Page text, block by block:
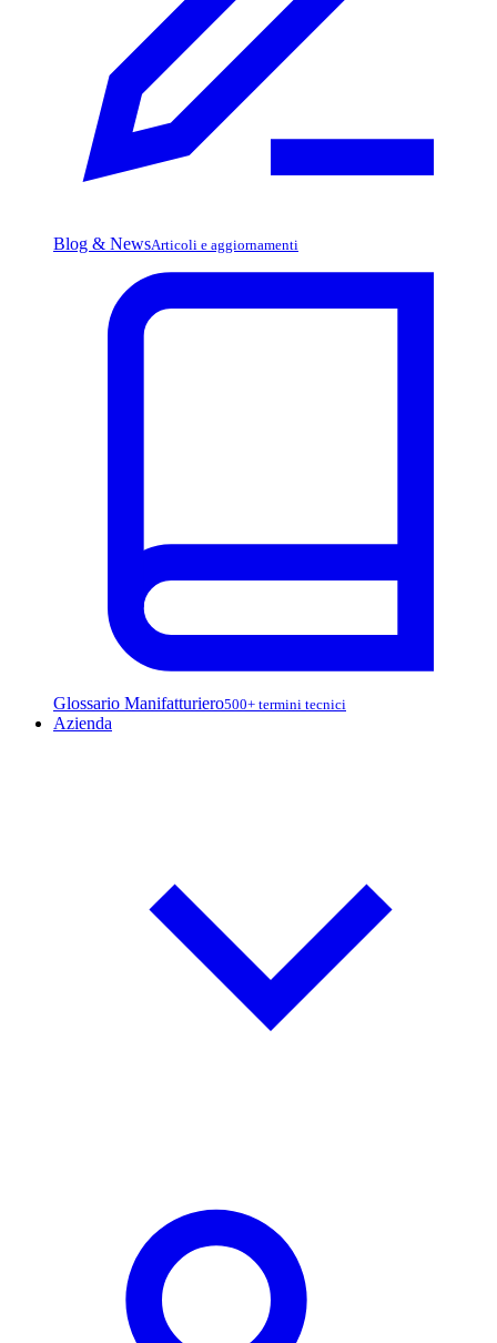
Blog & NewsArticoli e aggiornamenti
Glossario Manifatturiero500+ termini tecnici
Azienda